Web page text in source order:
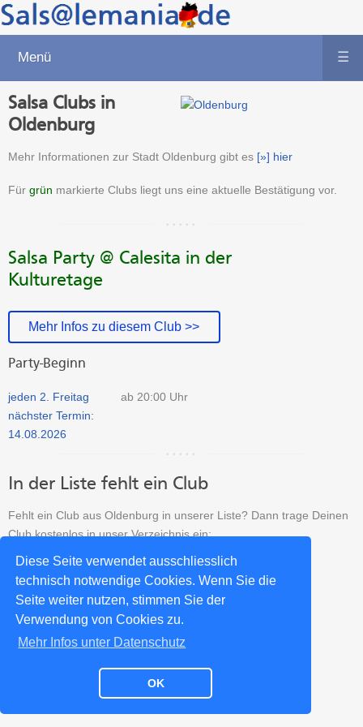
Diese Seite verwendet ausschliesslich
technisch notwendige Cookies. Wenn Sie die
Seite weiter nutzen, stimmen Sie der
Verwendung von Cookies zu.
Mehr Infos unter Datenschutz
OK
Menü ☰
Salsa Clubs in
Oldenburg
Mehr Informationen zur Stadt Oldenburg gibt es [»] hier
Für grün markierte Clubs liegt uns eine aktuelle Bestätigung vor.
Salsa Party @ Calesita in der
Kulturetage
Mehr Infos zu diesem Club >>
Party-Beginn
jeden 2. Freitag
nächster Termin:
14.08.2026
ab 20:00 Uhr
In der Liste fehlt ein Club
Fehlt ein Club aus Oldenburg in unserer Liste? Dann trage Deinen
Club kostenlos in unser Verzeichnis ein:
Salsa Club neu eintragen >>
Impressum Datenschutz Kontakt